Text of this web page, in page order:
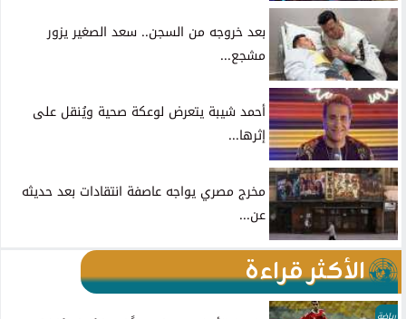
بعد خروجه من السجن.. سعد الصغير يزور
مشجع...
أحمد شيبة يتعرض لوعكة صحية ويُنقل على
إثرها...
مخرج مصري يواجه عاصفة انتقادات بعد حديثه
عن...
الأكثر قراءة